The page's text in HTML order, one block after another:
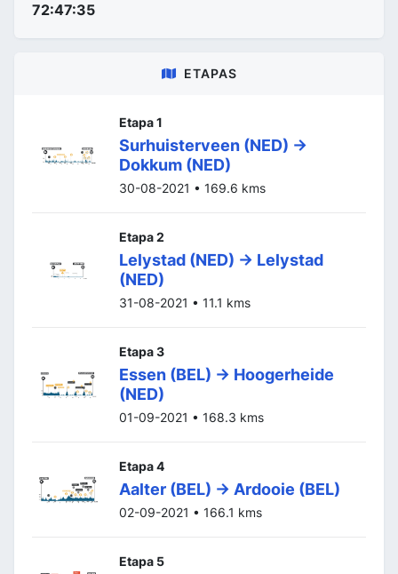
72:47:35
ETAPAS
Etapa 1
Surhuisterveen (NED) ->
Dokkum (NED)
30-08-2021 • 169.6 kms
Etapa 2
Lelystad (NED) -> Lelystad
(NED)
31-08-2021 • 11.1 kms
Etapa 3
Essen (BEL) -> Hoogerheide
(NED)
01-09-2021 • 168.3 kms
Etapa 4
Aalter (BEL) -> Ardooie (BEL)
02-09-2021 • 166.1 kms
Etapa 5